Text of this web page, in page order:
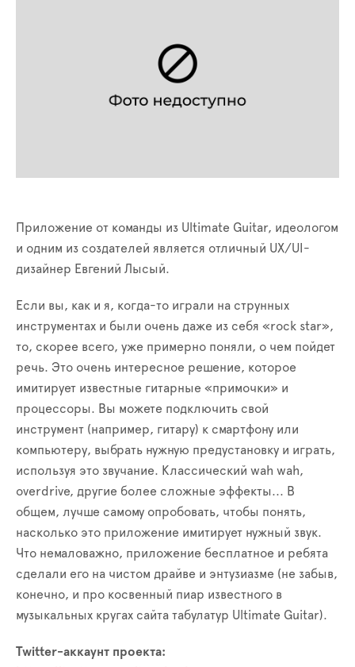
Приложение от команды из Ultimate Guitar, идеологом
и одним из создателей является отличный UX/UI-
дизайнер Евгений Лысый.
Если вы, как и я, когда-то играли на струнных
инструментах и были очень даже из себя «rock star»,
то, скорее всего, уже примерно поняли, о чем пойдет
речь. Это очень интересное решение, которое
имитирует известные гитарные «примочки» и
процессоры. Вы можете подключить свой
инструмент (например, гитару) к смартфону или
компьютеру, выбрать нужную предустановку и играть,
используя это звучание. Классический wah wah,
overdrive, другие более сложные эффекты... В
общем, лучше самому опробовать, чтобы понять,
насколько это приложение имитирует нужный звук.
Что немаловажно, приложение бесплатное и ребята
сделали его на чистом драйве и энтузиазме (не забыв,
конечно, и про косвенный пиар известного в
музыкальных кругах сайта табулатур Ultimate Guitar).
Twitter-аккаунт проекта: